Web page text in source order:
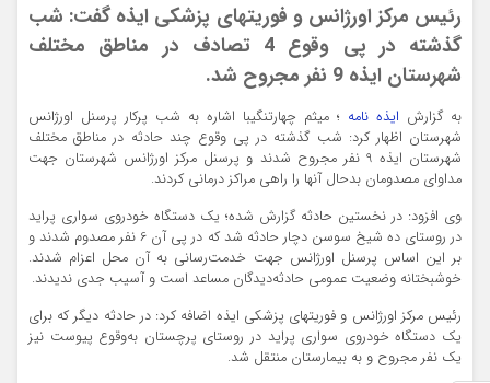
رئیس مرکز اورژانس و فوریت‍های پزشکی ایذه گفت: شب
گذشته در پی وقوع 4 تصادف در مناطق مختلف
شهرستان ایذه 9 نفر مجروح شد.
به گزارش ایذه نامه ؛ میثم چهارتنگیبا اشاره به شب پرکار پرسنل اورژانس
شهرستان اظهار کرد: شب گذشته در پی وقوع چند حادثه در مناطق مختلف
شهرستان ایذه 9 نفر مجروح شدند و پرسنل مرکز اورژانس شهرستان جهت
مداوای مصدومان بدحال آنها را راهی مراکز درمانی کردند.
وی افزود: در نخستین حادثه گزارش شده؛ یک دستگاه خودروی سواری پراید
در روستای ده‌ شیخ سوسن دچار حادثه شد که در پی آن 6 نفر مصدوم شدند و
بر این اساس پرسنل اورژانس جهت خدمت‌رسانی به آن محل اعزام شدند.
خوشبختانه وضعیت عمومی حادثه‌دیدگان مساعد است و آسیب جدی ندیدند.
رئیس مرکز اورژانس و فوریت‍های پزشکی ایذه اضافه کرد: در حادثه دیگر که برای
یک دستگاه خودروی سواری پراید در روستای پرچستان به‌وقوع پیوست نیز
یک نفر مجروح و به بیمارستان منتقل شد.